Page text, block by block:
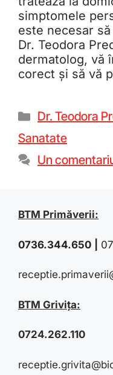
simptomele
este necesar
Dr. Teodora
dermatolog, vă
corect și să vă
Dr. Teodora
Sanatate
Un
BTM Primăverii:
0736.344.650
BTM Grivița:
0724.262.110